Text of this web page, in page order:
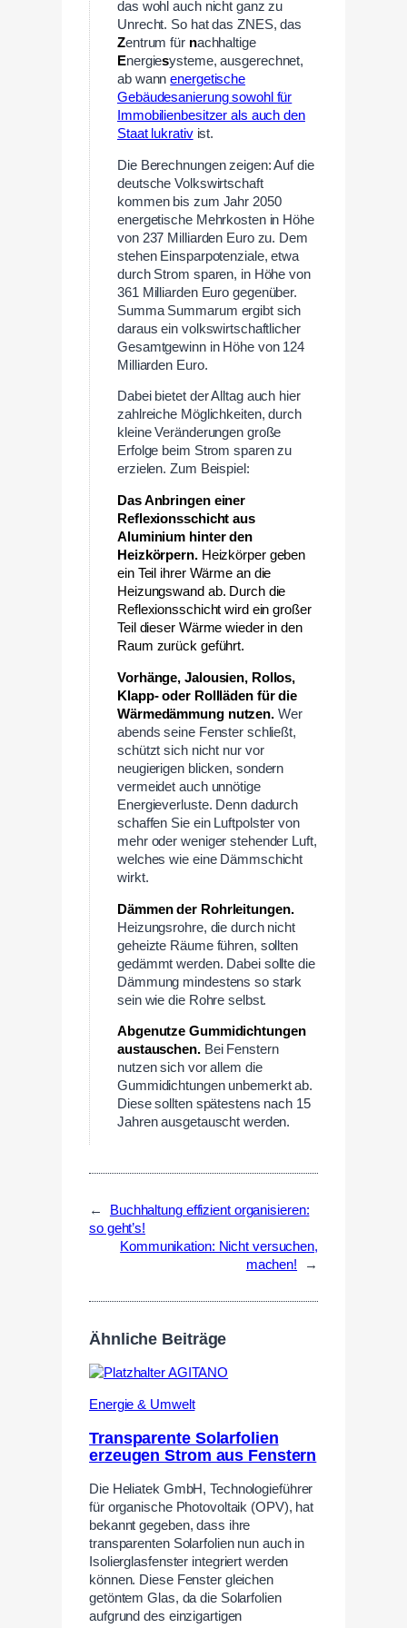
das wohl auch nicht ganz zu
Unrecht. So hat das ZNES, das
Zentrum für nachhaltige
Energiesysteme, ausgerechnet,
ab wannenergetische
Gebäudesanierung sowohl für
Immobilienbesitzer als auch den
Staat lukrativist.
Die Berechnungen zeigen: Auf die
deutsche Volkswirtschaft
kommen bis zum Jahr 2050
energetische Mehrkosten in Höhe
von 237 Milliarden Euro zu. Dem
stehen Einsparpotenziale, etwa
durch Strom sparen, in Höhe von
361 Milliarden Euro gegenüber.
Summa Summarum ergibt sich
daraus ein volkswirtschaftlicher
Gesamtgewinn in Höhe von 124
Milliarden Euro.
Dabei bietet der Alltag auch hier
zahlreiche Möglichkeiten, durch
kleine Veränderungen große
Erfolge beim Strom sparen zu
erzielen. Zum Beispiel:
Das Anbringen einer
Reflexionsschicht aus
Aluminium hinter den
Heizkörpern.Heizkörper geben
ein Teil ihrer Wärme an die
Heizungswand ab. Durch die
Reflexionsschicht wird ein großer
Teil dieser Wärme wieder in den
Raum zurück geführt.
Vorhänge, Jalousien, Rollos,
Klapp- oder Rollläden für die
Wärmedämmung nutzen. Wer
abends seine Fenster schließt,
schützt sich nicht nur vor
neugierigen blicken, sondern
vermeidet auch unnötige
Energieverluste. Denn dadurch
schaffen Sie ein Luftpolster von
mehr oder weniger stehender Luft,
welches wie eine Dämmschicht
wirkt.
Dämmen der Rohrleitungen.
Heizungsrohre, die durch nicht
geheizte Räume führen, sollten
gedämmt werden. Dabei sollte die
Dämmung mindestens so stark
sein wie die Rohre selbst.
Abgenutze Gummidichtungen
austauschen.Bei Fenstern
nutzen sich vor allem die
Gummidichtungen unbemerkt ab.
Diese sollten spätestens nach 15
Jahren ausgetauscht werden.
←
Buchhaltung effizient organisieren:
so geht’s!
Kommunikation: Nicht versuchen,
machen!
→
Ähnliche Beiträge
Energie & Umwelt
Transparente Solarfolien
erzeugen Strom aus Fenstern
Die Heliatek GmbH, Technologieführer
für organische Photovoltaik (OPV), hat
bekannt gegeben, dass ihre
transparenten Solarfolien nun auch in
Isolierglasfenster integriert werden
können. Diese Fenster gleichen
getöntem Glas, da die Solarfolien
aufgrund des einzigartigen